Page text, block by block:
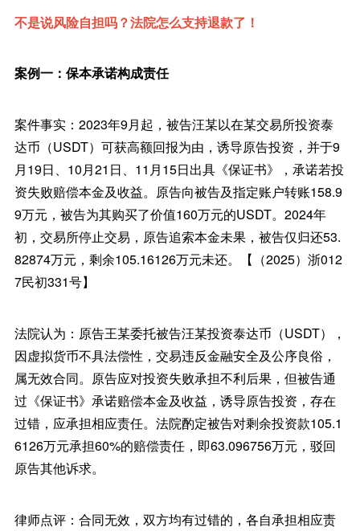
不是说风险自担吗？法院怎么支持退款了！
案例一：保本承诺构成责任
案件事实：2023年9月起，被告汪某以在某交易所投资泰
达币（USDT）可获高额回报为由，诱导原告投资，并于9
月19日、10月21日、11月15日出具《保证书》，承诺若投
资失败赔偿本金及收益。原告向被告及指定账户转账158.9
9万元，被告为其购买了价值160万元的USDT。2024年
初，交易所停止交易，原告追索本金未果，被告仅归还53.
82874万元，剩余105.16126万元未还。【（2025）浙012
7民初331号】
法院认为：原告王某委托被告汪某投资泰达币（USDT），
因虚拟货币不具法偿性，交易违反金融安全及公序良俗，
属无效合同。原告应对投资失败承担不利后果，但被告通
过《保证书》承诺赔偿本金及收益，诱导原告投资，存在
过错，应承担相应责任。法院酌定被告对剩余投资款105.1
6126万元承担60%的赔偿责任，即63.096756万元，驳回
原告其他诉求。
律师点评：合同无效，双方均有过错的，各自承担相应责